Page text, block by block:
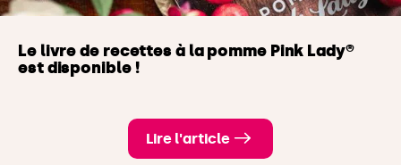
Le livre de recettes à la pomme Pink Lady®
est disponible !
Lire l'article